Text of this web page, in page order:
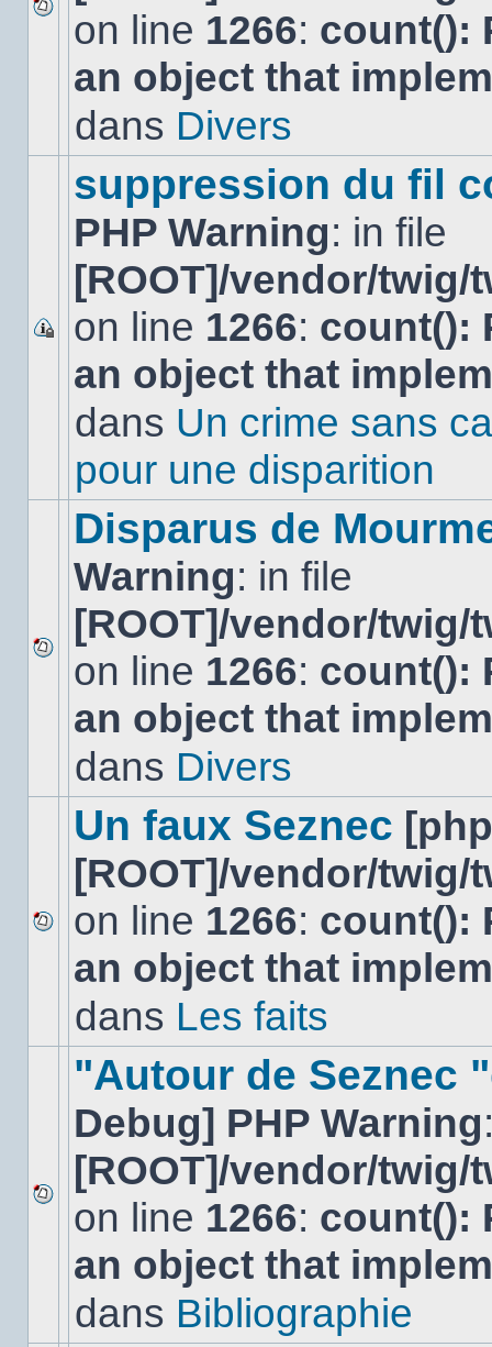
Aucun
nouveau
message
non-
dans
on line 1266: count():
an object that
dans Divers
sujet
est
verrouillé,
vous
pouvez
pas
modifier
messages
poster
réponse.
suppression du fil
PHP Warning: in file
[ROOT]/vendor/
on line 1266: count():
an object that
dans Un crime sans
pour une disparition
Aucun
nouveau
message
non-
dans
Disparus de
Warning: in file
[ROOT]/vendor/
on line 1266: count():
an object that
dans Divers
Aucun
nouveau
message
Un faux Seznec
[ROOT]/vendor/
on line 1266: count():
an object that
dans Les faits
Aucun
nouveau
message
non-
dans
"Autour de Seznec
Debug] PHP Warning
[ROOT]/vendor/
on line 1266: count():
an object that
dans Bibliographie